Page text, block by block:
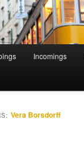
Incomings
Vera Borsdorff